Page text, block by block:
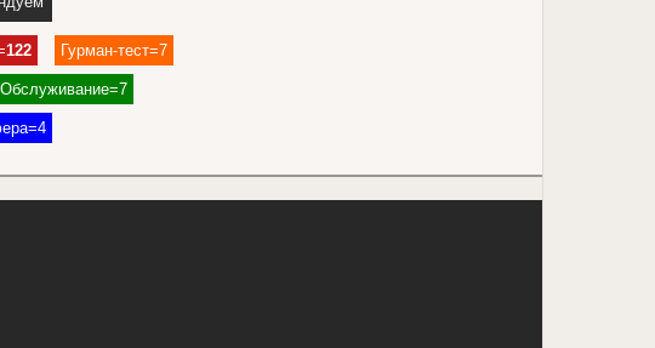
122 Гурман-тест=7
Обслуживание=7